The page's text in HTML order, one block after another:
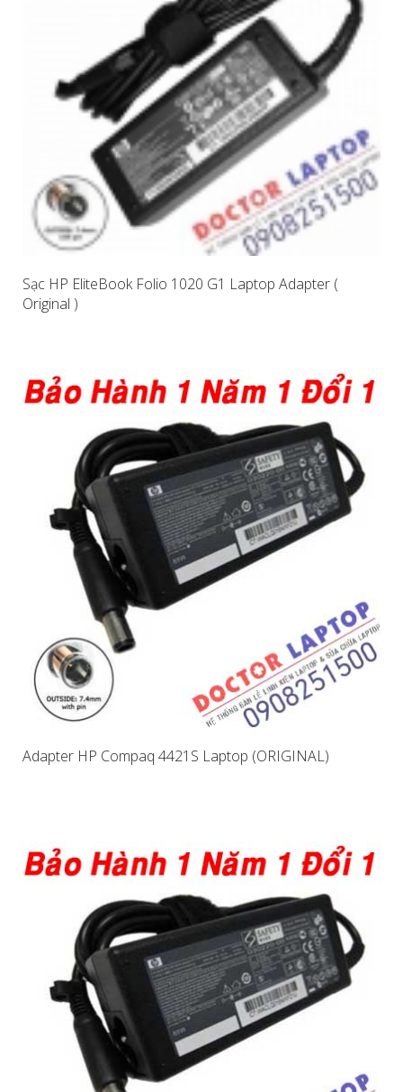
Sạc HP EliteBook Folio 1020 G1 Laptop Adapter (
Original )
Adapter HP Compaq 4421S Laptop (ORIGINAL)